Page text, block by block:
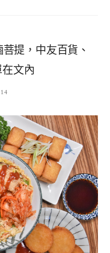
提，中友百貨、
文內